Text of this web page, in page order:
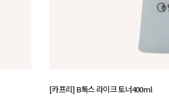
[카프리] B톡스 라이크 토너400ml